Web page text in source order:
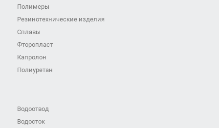
Полимеры
Резинотехнические изделия
Сплавы
Фторопласт
Капролон
Полиуретан
Водоотвод
Водосток